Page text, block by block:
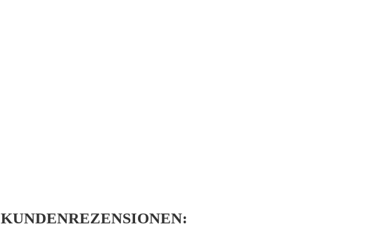
KUNDENREZENSIONEN: